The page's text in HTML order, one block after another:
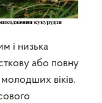
і низька
або повну
віків.